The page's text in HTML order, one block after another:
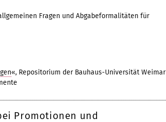
Fragen und Abgabeformalitäten für
«, Repositorium der Bauhaus-Universität Weimar
Promotionen und